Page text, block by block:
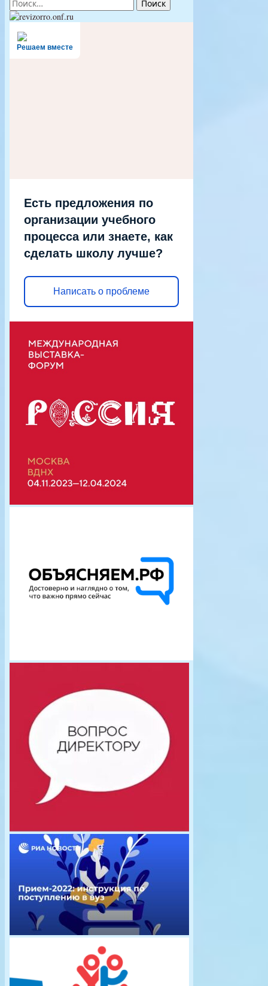
Решаем вместе
Есть предложения по
организации учебного
процесса или знаете, как
сделать школу лучше?
Написать о проблеме